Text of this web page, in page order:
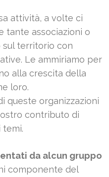
attività, a volte ci
tante associazioni o
territorio con
Le ammiriamo per
alla crescita della
loro.
queste organizzazioni
contributo di
da alcun gruppo
componente del